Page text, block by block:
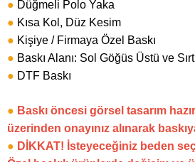
● Düğmeli Polo Yaka
● Kısa Kol, Düz Kesim
● Kişiye / Firmaya Özel Baskı
● Baskı Alanı: Sol Göğüs Üstü ve Sırt
● DTF Baskı
● Baskı öncesi görsel tasarım
üzerinden onayınız alınarak
● DİKKAT! İsteyeceğiniz beden